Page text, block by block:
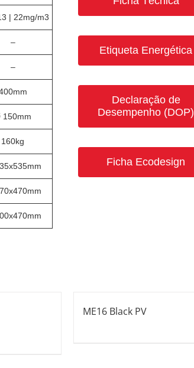
| 22mg/m3
–
–
160kg
Etiqueta Energética
Declaração de
Desempenho (DOP)
Ficha Ecodesign
ME16 Black PV